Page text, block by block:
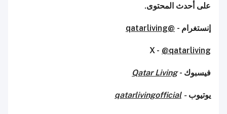
على أحدث المحتوى.
إنستغرام - @qatarliving
X - @qatarliving
فيسبوك -Qatar Living
يوتيوب-
qatarlivingofficial